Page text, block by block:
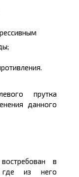
прутка
данного
в
где из него